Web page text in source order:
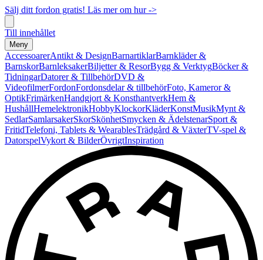
Sälj ditt fordon gratis! Läs mer om hur ->
Till innehållet
Meny
AccessoarerAntikt & DesignBarnartiklarBarnkläder &
BarnskorBarnleksakerBiljetter & ResorBygg & VerktygBöcker &
TidningarDatorer & TillbehörDVD &
VideofilmerFordonFordonsdelar & tillbehörFoto, Kameror &
OptikFrimärkenHandgjort & KonsthantverkHem &
HushållHemelektronikHobbyKlockorKläderKonstMusikMynt &
SedlarSamlarsakerSkorSkönhetSmycken & ÄdelstenarSport &
FritidTelefoni, Tablets & WearablesTrädgård & VäxterTV-spel &
DatorspelVykort & BilderÖvrigtInspiration